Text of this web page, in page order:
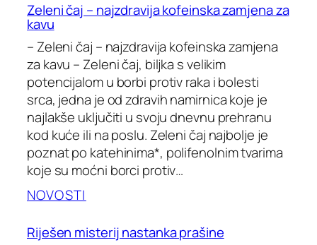
Zeleni čaj – najzdravija kofeinska zamjena za
kavu
– Zeleni čaj – najzdravija kofeinska zamjena
za kavu – Zeleni čaj, biljka s velikim
potencijalom u borbi protiv raka i bolesti
srca, jedna je od zdravih namirnica koje je
najlakše uključiti u svoju dnevnu prehranu
kod kuće ili na poslu. Zeleni čaj najbolje je
poznat po katehinima*, polifenolnim tvarima
koje su moćni borci protiv…
NOVOSTI
Riješen misterij nastanka prašine